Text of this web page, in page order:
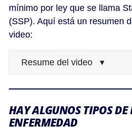
mínimo por ley que se llama
(SSP). Aquí está un resumen
video:
Resume del video ▾
HAY ALGUNOS TIPOS DE
ENFERMEDAD